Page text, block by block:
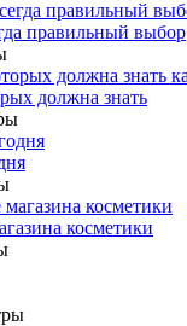
правильный выбор
должна знать
косметики